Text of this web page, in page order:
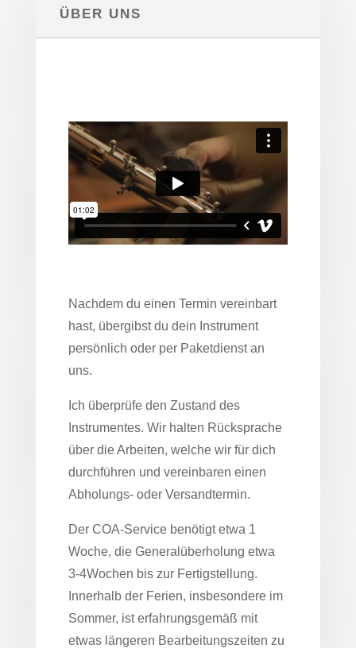
ÜBER UNS
Nachdem du einen Termin vereinbart
hast, übergibst du dein Instrument
persönlich oder per Paketdienst an
uns.
Ich überprüfe den Zustand des
Instrumentes. Wir halten Rücksprache
über die Arbeiten, welche wir für dich
durchführen und vereinbaren einen
Abholungs- oder Versandtermin.
Der COA-Service benötigt etwa 1
Woche, die Generalüberholung etwa
3-4Wochen bis zur Fertigstellung.
Innerhalb der Ferien, insbesondere im
Sommer, ist erfahrungsgemäß mit
etwas längeren Bearbeitungszeiten zu